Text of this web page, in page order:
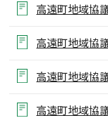
高遠町地域協
高遠町地域協
高遠町地域協
高遠町地域協